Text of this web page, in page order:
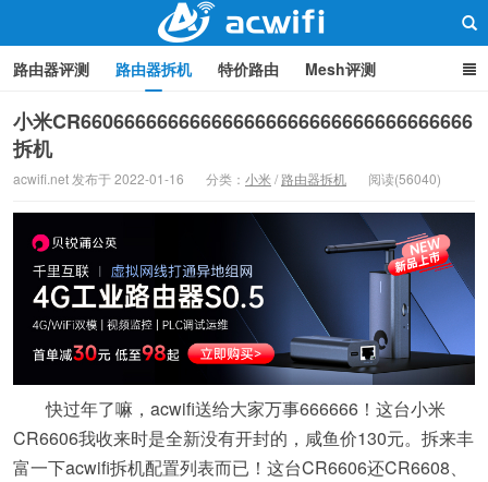
路由器交流
路由器评测 路由器拆机 特价路由 Mesh评测
路由器设置 软路由 路由器刷机 品牌分类 监控
中继/桥接
小米CR660666666666666666666666666666666666
拆机
acwifi.net 发布于 2022-01-16 分类： 小米 / 路由器拆机 阅读(56040)
快过年了嘛，acwifi送给大家万事666666！这台小米
CR6606我收来时是全新没有开封的，咸鱼价130元。拆来丰
富一下acwifi拆机配置列表而已！这台CR6606还CR6608、